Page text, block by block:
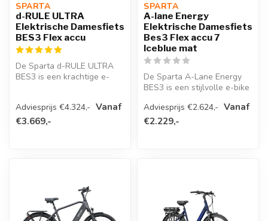
SPARTA
d-RULE ULTRA
Elektrische Damesfiets
BES3 Flex accu
De Sparta d-RULE ULTRA
BES3 is een krachtige e-
Adviesprijs €4.324,- Vanaf
€3.669,-
SPARTA
A-lane Energy
Elektrische Damesfiets
Bes3 Flex accu 7
Iceblue mat
De Sparta A-Lane Energy
BES3 is een stijlvolle e-bike
midd...
Adviesprijs €2.624,- Vanaf
€2.229,-